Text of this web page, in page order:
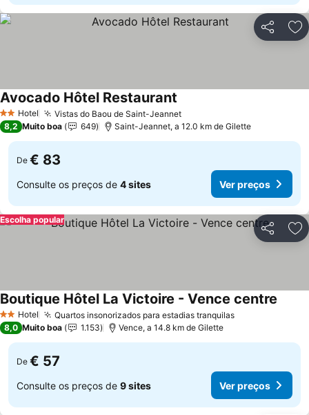
Partilhar
2 Estrelas
Hotel Vistas do Baou de Saint-JeannetVer preços
Avocado Hôtel Restaurant
8,2 Muito boa 649 Saint-Jeannet, a 12.0 km de Gilette
De € 83
Consulte os preços de 4 sites Ver preços
Partilhar
Escolha popular
2 Estrelas
Hotel Quartos insonorizados para estadias tranquilasVer preços
Boutique Hôtel La Victoire - Vence centre
8,0 Muito boa 1.153 Vence, a 14.8 km de Gilette
De € 57
Consulte os preços de 9 sites Ver preços